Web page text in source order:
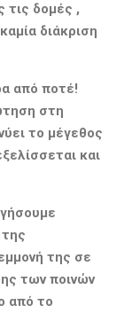
τις δομές ,
διάκριση
από ποτέ!
στη
το μέγεθος
και
της
της σε
των ποινών
από το